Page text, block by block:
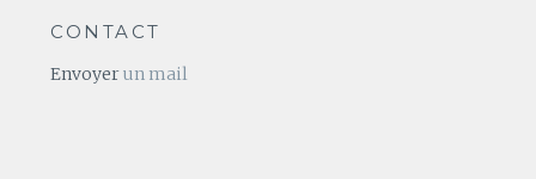
CONTACT
Envoyerun mail